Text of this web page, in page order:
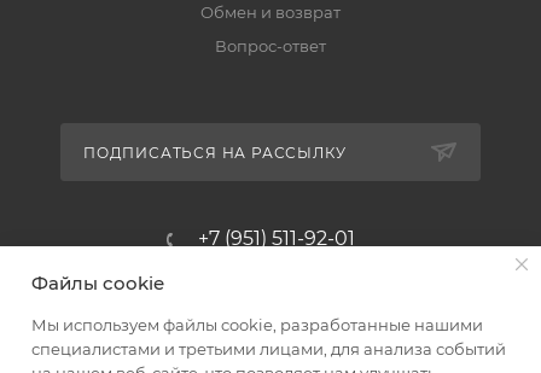
Обмен и возврат
Вопрос-ответ
ПОДПИСАТЬСЯ НА РАССЫЛКУ
+7 (951) 511-92-01
Магазин-склад ТЦ "Альтус"
Ростовская обл, Аксайский р-н,
Файлы cookie
Мы используем файлы cookie, разработанные нашими
специалистами и третьими лицами, для анализа событий